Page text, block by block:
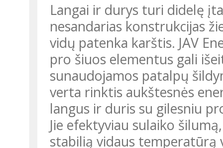
Langai ir durys turi didelę įtaką namų šilumos išlaikymui. Per
nesandarias konstrukcijas
vidų patenka karštis. JAV
pro šiuos elementus gali
sunaudojamos patalpų
verta rinktis aukštesnės
langus ir duris su gilesniu
Jie efektyviau sulaiko
stabilią vidaus temperatūrą